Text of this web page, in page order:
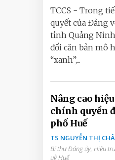
TCCS - Trong
quyết của Đảng
tỉnh Quảng
đổi căn bản mô
“xanh”,...
Nâng cao
chính quyền
phố Huế
TS NGUYỄN THỊ
Bí thư Đảng ủy, Hiệu
uỷ Huế